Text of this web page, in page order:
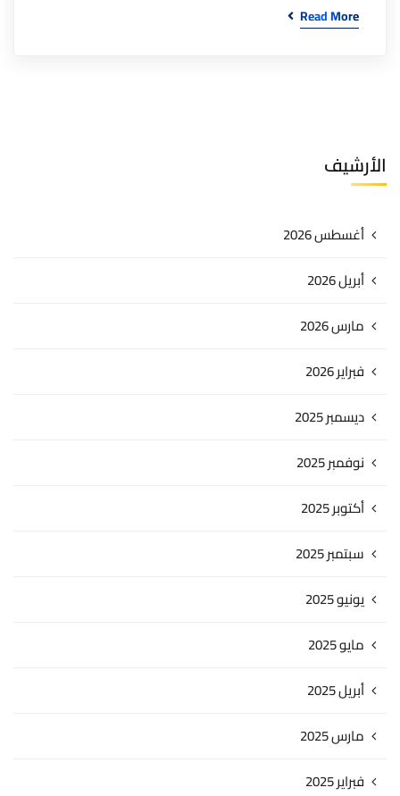
Read More
الأرشيف
أغسطس 2026
أبريل 2026
مارس 2026
فبراير 2026
ديسمبر 2025
نوفمبر 2025
أكتوبر 2025
سبتمبر 2025
يونيو 2025
مايو 2025
أبريل 2025
مارس 2025
فبراير 2025